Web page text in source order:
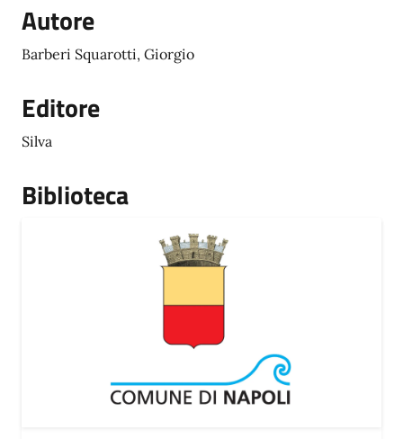
Autore
Barberi Squarotti, Giorgio
Editore
Silva
Biblioteca